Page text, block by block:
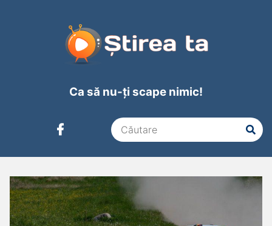
Ca să nu-ți scape nimic!